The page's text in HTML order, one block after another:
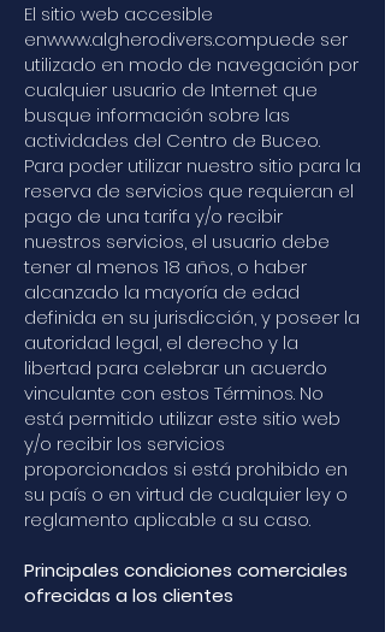
El sitio web accesible
enwww.algherodivers.compuede ser
utilizado en modo de navegación por
cualquier usuario de Internet que
busque información sobre las
actividades del Centro de Buceo.
Para poder utilizar nuestro sitio para la
reserva de servicios que requieran el
pago de una tarifa y/o recibir
nuestros servicios, el usuario debe
tener al menos 18 años, o haber
alcanzado la mayoría de edad
definida en su jurisdicción, y poseer la
autoridad legal, el derecho y la
libertad para celebrar un acuerdo
vinculante con estos Términos. No
está permitido utilizar este sitio web
y/o recibir los servicios
proporcionados si está prohibido en
su país o en virtud de cualquier ley o
reglamento aplicable a su caso.
Principales condiciones comerciales
ofrecidas a los clientes